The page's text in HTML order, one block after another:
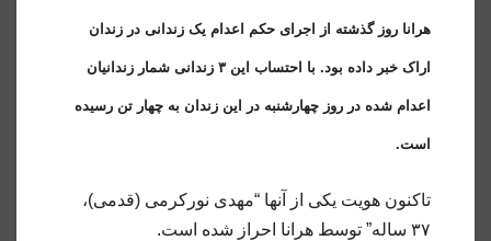
هرانا روز گذشته از اجرای حکم اعدام یک زندانی در زندان
اراک خبر داده بود. با احتساب این ۳ زندانی شمار زندانیان
اعدام شده در روز چهارشنبه در این زندان به چهار تن رسیده
است.
تاکنون هویت یکی از آنها “مهدی نورکرمی (قدمی)،
۳۷ ساله” توسط هرانا احراز شده است.